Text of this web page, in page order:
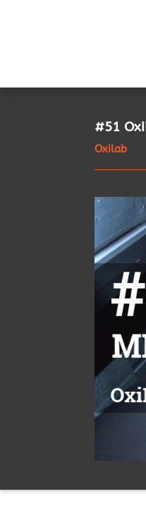
#51
Oxilab